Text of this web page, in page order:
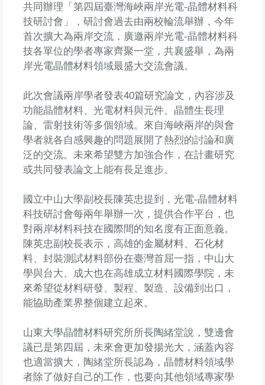
共同辦理「第四屆臺灣海峽兩岸光電-晶體材料科
技研討會」，研討會過去由兩校輪流舉辦，今年
首次擴大為兩岸交流，廣邀兩岸光電-晶體材料科
技各單位的學者專家齊聚一堂，共襄盛舉，為兩
岸光電晶體材料領域最盛大交流會議。
此次會議兩岸學者發表40篇研究論文，內容涉及
功能晶體材料、光電材料與元件、晶體生長理
論、雷射技術等多個領域。來自海峽兩岸的與會
學者就各自感興趣的問題展開了熱烈的討論和廣
泛的交流。未來希望雙方加強合作，在計畫研究
或共同發表論文上能有長足進步。
國立中山大學副校長陳英忠提到，光電-晶體材料
科技研討會每兩年舉辦一次，提供合作平台，也
對兩岸材料科技在國際間的知名度有正面意義。
陳英忠副校長表示，高雄的金屬材料、石化材
料、封裝測試材料部份在臺灣首屈一指，中山大
學與台大、成大也在高雄成立材料國際學院，未
來希望從材料研發、製程、製造、設備到出口，
能協助產業界整個建立起來。
山東大學晶體材料研究所所長陶緒堂說，雙邊會
議已是第四屆，未來會更加發揚光大，涵蓋內容
也適當擴大，陶緒堂所長認為，晶體材料領域學
者除了做好自己的工作，也要向其他領域專家學